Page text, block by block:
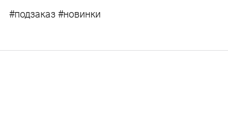
#подзаказ #новинки